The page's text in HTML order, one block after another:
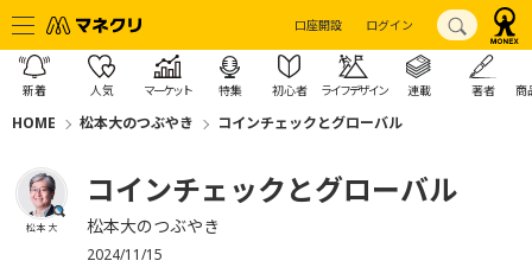
口座開設 ログイン
新着 人気 マーケット 特集 初心者 ライフデザイン 連載 著者 商
HOME 松本大のつぶやき コインチェックとグローバル
松本 大
コインチェックとグローバル
松本大のつぶやき
2024/11/15